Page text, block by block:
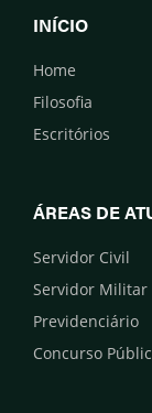
INÍCIO
Home
Filosofia
Escritórios
ÁREAS DE
Servidor Civil
Servidor Militar
Previdenciário
Concurso